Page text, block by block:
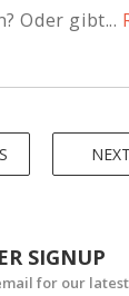
Oder gibt...
NEXT
SIGNUP
for our